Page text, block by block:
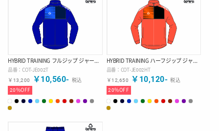
HYBRID TRAINING フルジップ ジャージ ジャケット
品番：COT-JE002T
￥ 13,200 ￥10,560- 税込
20%OFF
HYBRID TRAINING ハーフジップ ジャージ ジャケット
品番： COT-JE002HT
￥ 12,650 ￥ 10,120- 税込
20%OFF